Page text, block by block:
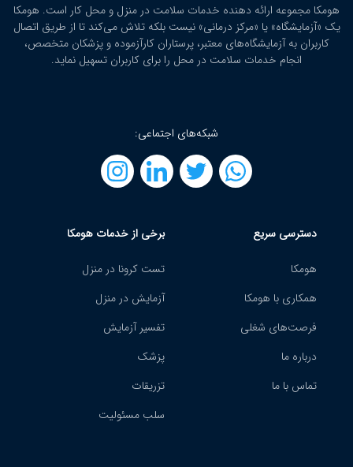
هومکا مجموعه ارائه‌ دهنده خدمات سلامت در منزل و محل کار است. هومکا
یک «آزمایشگاه» یا «مرکز درمانی» نیست بلکه تلاش می‌کند تا از طریق اتصال
کاربران به آزمایشگاه‌های معتبر، پرستاران کارآزموده و پزشکان متخصص،
انجام خدمات سلامت در محل را برای کاربران تسهیل نماید.
شبکه‌های اجتماعی:
دسترسی سریع
هومکا
همکاری با هومکا
فرصت‌های شغلی
درباره ما
تماس با ما
برخی از خدمات هومکا
تست کرونا در منزل
آزمایش در منزل
تفسیر آزمایش
پزشک
تزریقات
سلب مسئولیت